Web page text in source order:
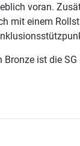
voran.
mit einem
Bronze ist die